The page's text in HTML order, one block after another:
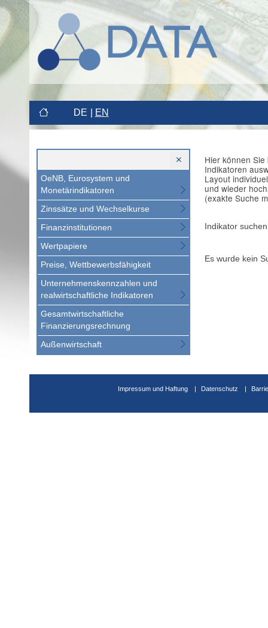
DE EN
OeNB, Eurosystem und
Monetärindikatoren
Zinssätze und Wechselkurse
Finanzinstitutionen
Wertpapiere
Preise, Wettbewerbsfähigkeit
Unternehmenskennzahlen und
realwirtschaftliche Indikatoren
Gesamtwirtschaftliche
Finanzierungsrechnung
Außenwirtschaft
Hier können
Indikatoren
Layout
und wieder
(exakte Suche
Indikator suchen
Es wurde kein
Impressum und Haftung Datenschutz